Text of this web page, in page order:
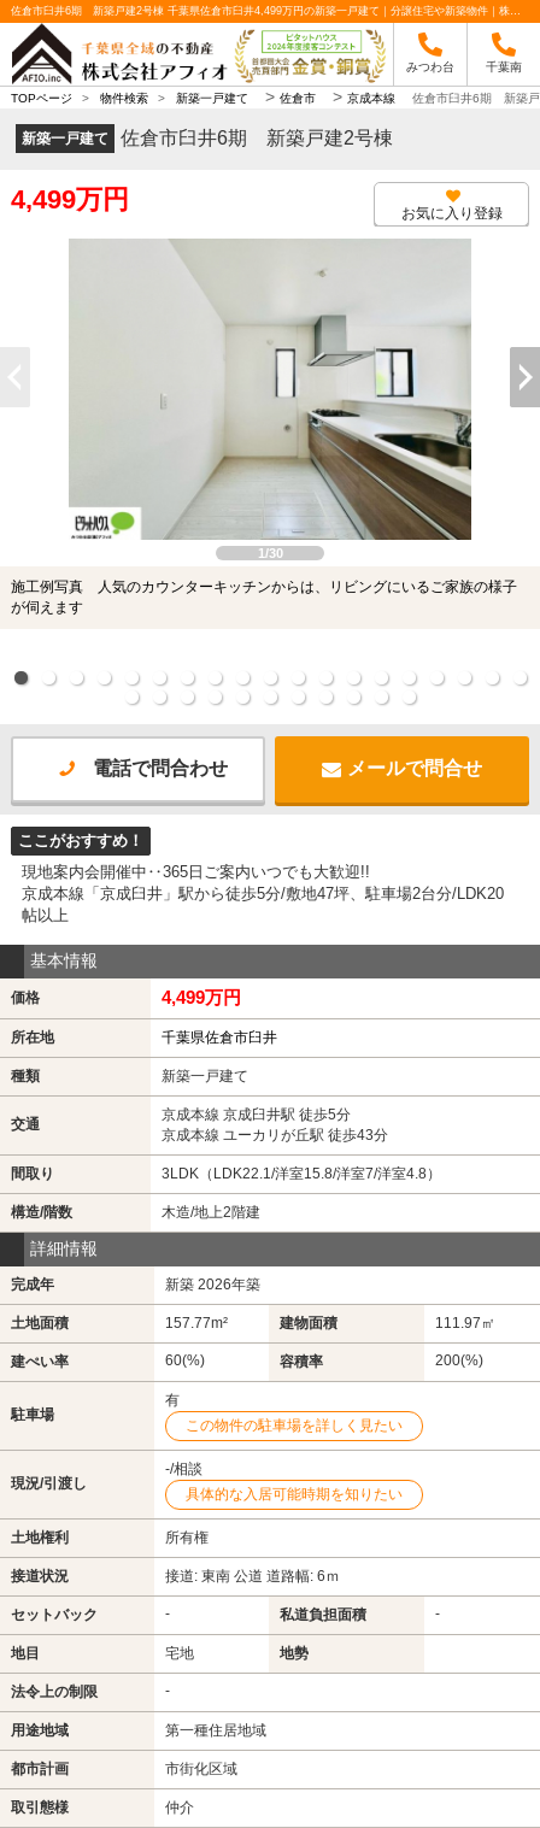
佐倉市臼井6期 新築戸建2号棟 千葉県佐倉市臼井4,499万円の新築一戸建て｜分譲住宅や新築物件｜株式会社アフィオ
みつわ台 千葉南
TOPページ > 物件検索 > 新築一戸建て > 佐倉市 > 京成本線 佐倉市臼井6期 新築
新築一戸建て 佐倉市臼井6期 新築戸建2号棟
4,499万円 お気に入り登録
1/30
施工例写真 人気のカウンターキッチンからは、リビングにいるご家族の様子
が伺えます
電話で問合わせ メールで問合せ
ここがおすすめ！
現地案内会開催中‥365日ご案内いつでも大歓迎!!
京成本線「京成臼井」駅から徒歩5分/敷地47坪、駐車場2台分/LDK20
帖以上
基本情報
価格 4,499万円
所在地 千葉県佐倉市臼井
種類 新築一戸建て
交通
京成本線 京成臼井駅 徒歩5分
京成本線 ユーカリが丘駅 徒歩43分
間取り 3LDK（LDK22.1/洋室15.8/洋室7/洋室4.8）
構造/階数 木造/地上2階建
詳細情報
完成年 新築 2026年築
土地面積 157.77m² 建物面積 111.97㎡
建ぺい率 60(%) 容積率 200(%)
駐車場
有
この物件の駐車場を詳しく見たい
現況/引渡し
-/相談
具体的な入居可能時期を知りたい
土地権利 所有権
接道状況 接道: 東南 公道 道路幅: 6ｍ
セットバック - 私道負担面積 -
地目 宅地 地勢
法令上の制限 -
用途地域 第一種住居地域
都市計画 市街化区域
取引態様 仲介